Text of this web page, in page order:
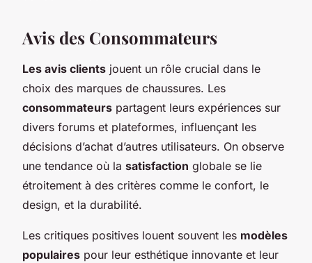
Avis des Consommateurs
Les avis clients jouent un rôle crucial dans le
choix des marques de chaussures. Les
consommateurs partagent leurs expériences sur
divers forums et plateformes, influençant les
décisions d’achat d’autres utilisateurs. On observe
une tendance où la satisfaction globale se lie
étroitement à des critères comme le confort, le
design, et la durabilité.
Les critiques positives louent souvent les modèles
populaires pour leur esthétique innovante et leur